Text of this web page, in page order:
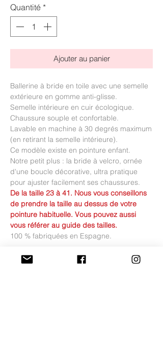
Quantité *
Ajouter au panier
Ballerine à bride en toile avec une semelle
extérieure en gomme anti-glisse.
Semelle intérieure en cuir écologique.
Chaussure souple et confortable.
Lavable en machine à 30 degrés maximum
(en retirant la semelle intérieure).
Ce modèle existe en pointure enfant.
Notre petit plus : la bride à velcro, ornée
d'une boucle décorative, ultra pratique
pour ajuster facilement ses chaussures.
De la taille 23 à 41. Nous vous conseillons
de prendre la taille au dessus de votre
pointure habituelle. Vous pouvez aussi
vous référer au guide des tailles.
100 % fabriquées en Espagne.
Conseil d'entretien